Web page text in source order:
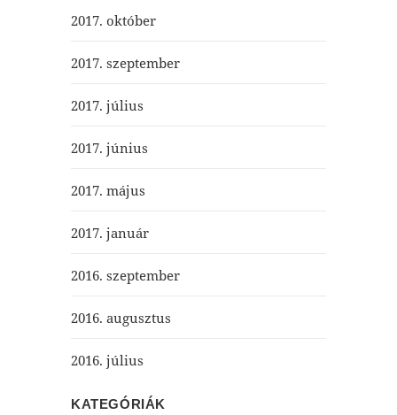
2017. október
2017. szeptember
2017. július
2017. június
2017. május
2017. január
2016. szeptember
2016. augusztus
2016. július
KATEGÓRIÁK